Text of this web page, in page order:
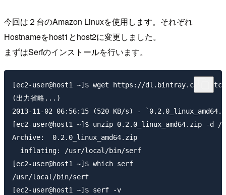
今回は２台のAmazon Linuxを使用します。それぞれ
Hostnameをhost1とhost2に変更しました。
まずはSerfのインストールを行います。
[ec2-user@host1 ~]$ wget https://dl.bintray.com/
(出力省略...)
2013-11-02 06:56:15 (520 KB/s) -
[ec2-user@host1 ~]$ unzip 0.2.0_linux_amd64.zip -d
Archive:  0.2.0_linux_amd64.zip
  inflating: /usr/local/bin/serf
[ec2-user@host1 ~]$ which serf
/usr/local/bin/serf
[ec2-user@host1 ~]$ serf -v